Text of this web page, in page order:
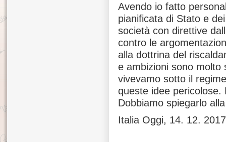
Avendo io fatto
pianificata di Stato e
società con direttive
contro le
alla dottrina del
e ambizioni sono molto
vivevamo sotto il
queste idee pericolose.
Dobbiamo spiegarlo
Italia Oggi, 14. 12.